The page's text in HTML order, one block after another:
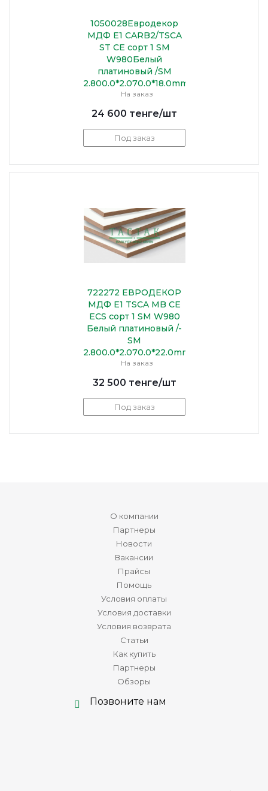
1050028Евродекор
МДФ Е1 CARB2/TSCA
ST CE сорт 1 SM
W980Белый
платиновый /SM
2.800.0*2.070.0*18.0mm
На заказ
24 600 тенге/шт
Под заказ
722272 ЕВРОДЕКОР
МДФ Е1 TSCA MB CE
ECS сорт 1 SM W980
Белый платиновый /-
SM
2.800.0*2.070.0*22.0mm
На заказ
32 500 тенге/шт
Под заказ
О компании
Партнеры
Новости
Вакансии
Прайсы
Помощь
Условия оплаты
Условия доставки
Условия возврата
Статьи
Как купить
Партнеры
Обзоры
Позвоните нам